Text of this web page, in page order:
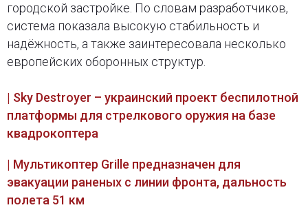
городской застройке. По словам разработчиков,
система показала высокую стабильность и
надёжность, а также заинтересовала несколько
европейских оборонных структур.
| Sky Destroyer – украинский проект беспилотной
платформы для стрелкового оружия на базе
квадрокоптера
| Мультикоптер Grille предназначен для
эвакуации раненых с линии фронта, дальность
полета 51 км